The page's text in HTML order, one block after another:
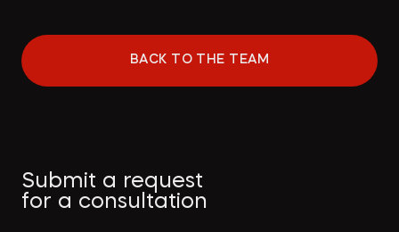
BACK TO THE TEAM
Submit a request
for a consultation